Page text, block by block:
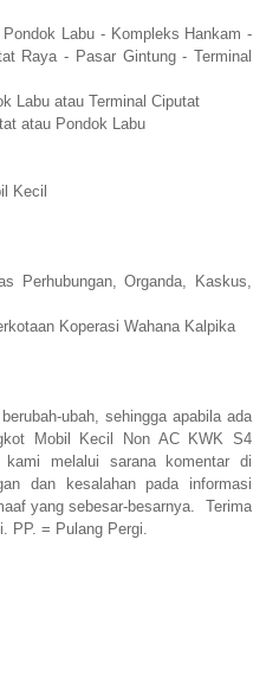
Labu - Kompleks Hankam -
Raya - Pasar Gintung - Terminal
Labu atau Terminal Ciputat
atau Pondok Labu
Kecil
Perhubungan, Organda, Kaskus,
Koperasi Wahana Kalpika
ubah, sehingga apabila ada
Mobil Kecil Non AC KWK S4
kami melalui sarana komentar di
dan kesalahan pada informasi
yang sebesar-besarnya. Terima
PP. = Pulang Pergi.